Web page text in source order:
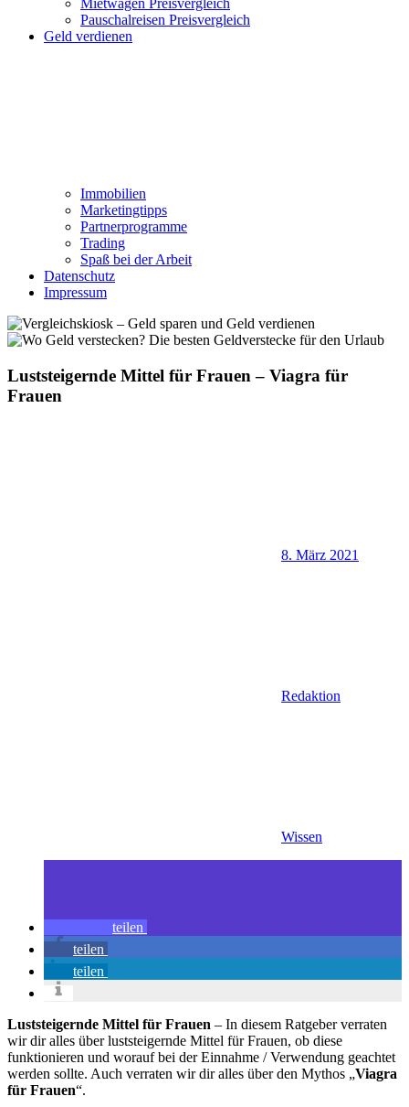
Mietwagen Preisvergleich
Pauschalreisen Preisvergleich
Geld verdienen
Immobilien
Marketingtipps
Partnerprogramme
Trading
Spaß bei der Arbeit
Datenschutz
Impressum
Luststeigernde Mittel für Frauen – Viagra für
Frauen
8. März 2021
Redaktion
Wissen
teilen
teilen
teilen
Luststeigernde Mittel für Frauen – In diesem Ratgeber verraten
wir dir alles über luststeigernde Mittel für Frauen, ob diese
funktionieren und worauf bei der Einnahme / Verwendung geachtet
werden sollte. Auch verraten wir dir alles über den Mythos „Viagra
für Frauen“.